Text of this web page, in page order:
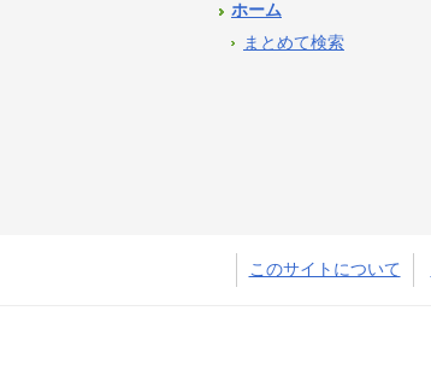
ホーム
まとめて検索
このサイトについて